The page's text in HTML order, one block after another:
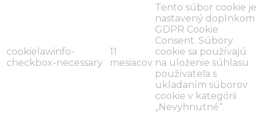
cookielawinfo-
checkbox-necessary
11
mesiacov
Tento súbor cookie je
nastavený doplnkom
GDPR Cookie
Consent. Súbory
cookie sa používajú
na uloženie súhlasu
používateľa s
ukladaním súborov
cookie v kategórii
„Nevyhnutné“.